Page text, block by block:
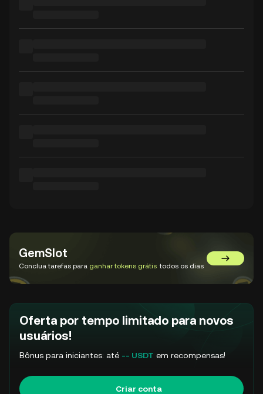
GemSlot
Conclua tarefas para ganhar tokens grátis todos os dias Acessar o
Oferta por tempo limitado para novos
usuários!
Bônus para iniciantes: até -- USDT em recompensas!
Criar conta